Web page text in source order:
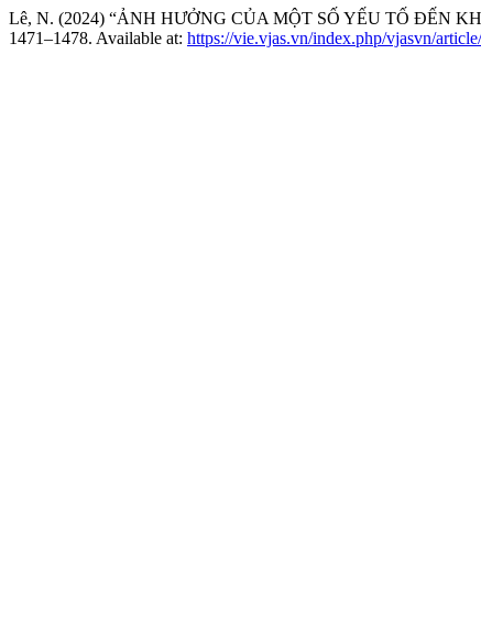
Lê, N. (2024) “ẢNH HƯỞNG CỦA MỘT SỐ YẾU TỐ ĐẾN
1471–1478. Available at: https://vie.vjas.vn/index.php/vjasvn/